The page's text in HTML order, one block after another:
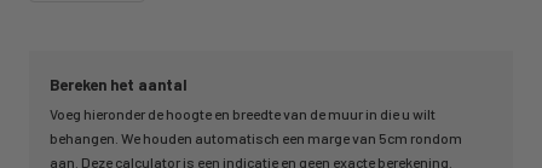
Bereken het aantal
Voeg hieronder de hoogte en breedte van de muur in die u wilt
behangen. We houden automatisch een marge van 5cm rondom
aan. Deze calculator is een indicatie en geen exacte berekening.